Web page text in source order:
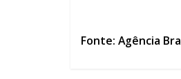
Fonte: Agência